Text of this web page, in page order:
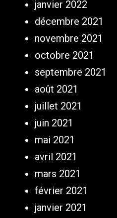
janvier 2022
décembre 2021
novembre 2021
octobre 2021
septembre 2021
août 2021
juillet 2021
juin 2021
mai 2021
avril 2021
mars 2021
février 2021
janvier 2021